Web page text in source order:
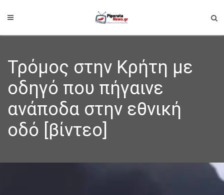
Τρόμος στην Κρήτη με
οδηγό που πήγαινε
ανάποδα στην εθνική
οδό [βίντεο]